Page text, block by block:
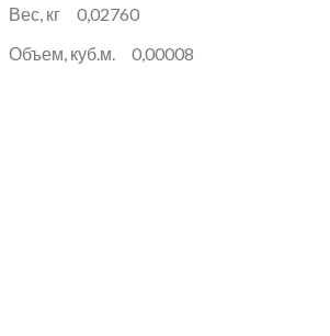
Вес, кг 0,02760
Объем, куб.м. 0,00008